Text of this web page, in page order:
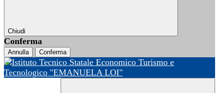
Chiudi
Conferma
Annulla Conferma